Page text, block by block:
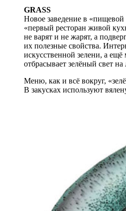
GRASS
Новое заведение в
«первый ресторан живой
не варят и не жарят, а
их полезные свойства.
искусственной зелени, а
отбрасывает зелёный свет
Меню, как и всё вокруг,
В закусках используют